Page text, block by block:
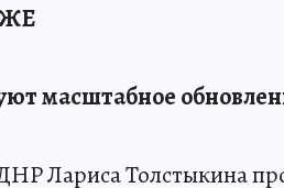
масштабное
Лариса Толстыкина